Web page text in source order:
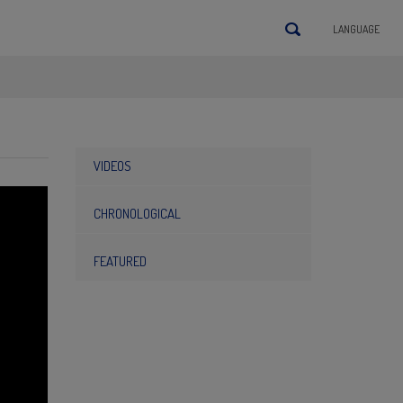
LANGUAGE
VIDEOS
CHRONOLOGICAL
FEATURED